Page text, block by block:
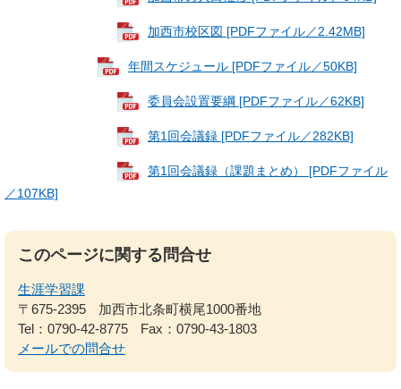
加西市校区図 [PDFファイル／2.42MB]
年間スケジュール [PDFファイル／50KB]
委員会設置要綱 [PDFファイル／62KB]
第1回会議録 [PDFファイル／282KB]
第1回会議録（課題まとめ） [PDFファイル
／107KB]
このページに関する問合せ
生涯学習課
〒675-2395
加西市北条町横尾1000番地
Tel：0790-42-8775
Fax：0790-43-1803
メールでの問合せ